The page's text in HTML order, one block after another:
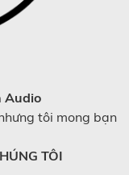
Audio
tôi mong bạn
TÔI